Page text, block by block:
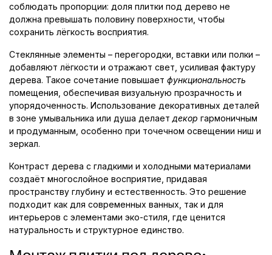
соблюдать пропорции: доля плитки под дерево не
должна превышать половину поверхности, чтобы
сохранить лёгкость восприятия.
Стеклянные элементы – перегородки, вставки или полки –
добавляют лёгкости и отражают свет, усиливая фактуру
дерева. Такое сочетание повышает функциональность
помещения, обеспечивая визуальную прозрачность и
упорядоченность. Использование декоративных деталей
в зоне умывальника или душа делает декор гармоничным
и продуманным, особенно при точечном освещении ниш и
зеркал.
Контраст дерева с гладкими и холодными материалами
создаёт многослойное восприятие, придавая
пространству глубину и естественность. Это решение
подходит как для современных ванных, так и для
интерьеров с элементами эко-стиля, где ценится
натуральность и структурное единство.